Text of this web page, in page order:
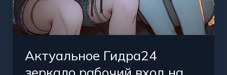
Актуальное Гидра24